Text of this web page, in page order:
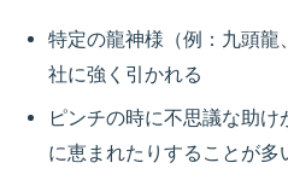
特定の龍神様（例：九頭
社に強く引かれる
ピンチの時に不思議な助
に恵まれたりすることが多